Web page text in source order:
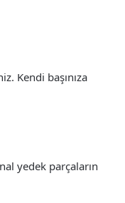
Kendi başınıza
yedek parçaların